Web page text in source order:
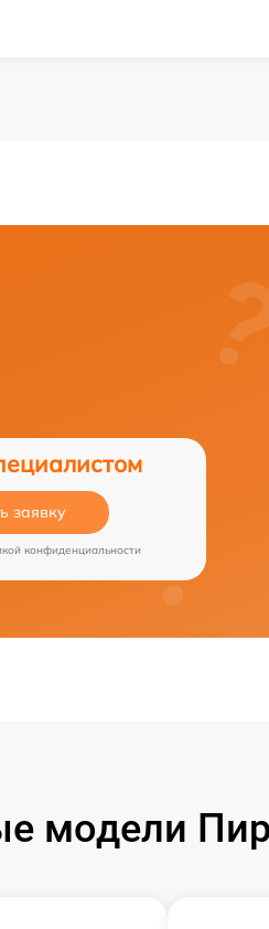
заявку
конфиденциальности
модели